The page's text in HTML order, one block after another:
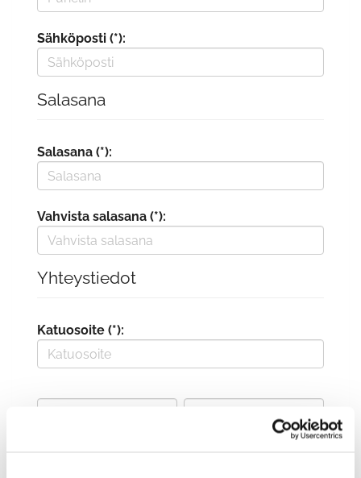
Sähköposti (*):
Salasana
Salasana (*):
Vahvista salasana (*):
Yhteystiedot
Katuosoite (*):